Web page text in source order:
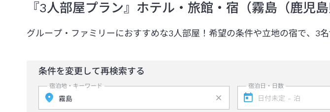
『3人部屋プラン』ホテル・旅館・宿（霧島（鹿児島
グループ・ファミリーにおすすめな3人部屋！希望の条件や立地の宿で、3名
条件を変更して再検索する
宿泊地・キーワード 宿泊日・日数